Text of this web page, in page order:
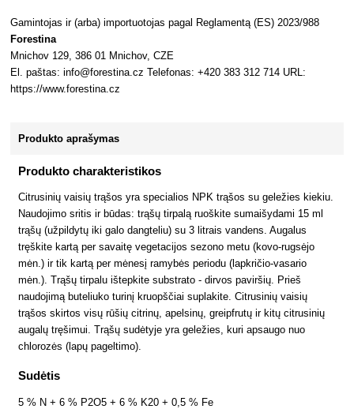
Gamintojas ir (arba) importuotojas pagal Reglamentą (ES) 2023/988
Forestina
Mnichov 129, 386 01 Mnichov, CZE
El. paštas: info@forestina.cz Telefonas: +420 383 312 714 URL:
https://www.forestina.cz
Produkto aprašymas
Produkto charakteristikos
Citrusinių vaisių trąšos yra specialios NPK trąšos su geležies kiekiu.
Naudojimo sritis ir būdas: trąšų tirpalą ruoškite sumaišydami 15 ml
trąšų (užpildytų iki galo dangteliu) su 3 litrais vandens. Augalus
tręškite kartą per savaitę vegetacijos sezono metu (kovo-rugsėjo
mėn.) ir tik kartą per mėnesį ramybės periodu (lapkričio-vasario
mėn.). Trąšų tirpalu ištepkite substrato - dirvos paviršių. Prieš
naudojimą buteliuko turinį kruopščiai suplakite. Citrusinių vaisių
trąšos skirtos visų rūšių citrinų, apelsinų, greipfrutų ir kitų citrusinių
augalų tręšimui. Trąšų sudėtyje yra geležies, kuri apsaugo nuo
chlorozės (lapų pageltimo).
Sudėtis
5 % N + 6 % P2O5 + 6 % K20 + 0,5 % Fe